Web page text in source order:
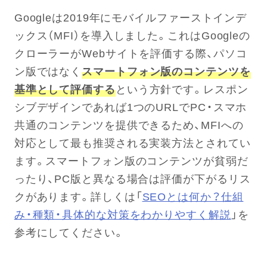
Googleは2019年にモバイルファーストインデ
ックス（MFI）を導入しました。これはGoogleの
クローラーがWebサイトを評価する際、パソコ
ン版ではなくスマートフォン版のコンテンツを
基準として評価するという方針です。レスポン
シブデザインであれば1つのURLでPC・スマホ
共通のコンテンツを提供できるため、MFIへの
対応として最も推奨される実装方法とされてい
ます。スマートフォン版のコンテンツが貧弱だ
ったり、PC版と異なる場合は評価が下がるリス
クがあります。詳しくは「SEOとは何か？仕組
み・種類・具体的な対策をわかりやすく解説 」を
参考にしてください。